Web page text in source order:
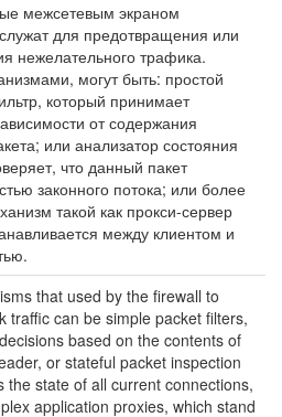
межсетевым экраном
для предотвращения или
нежелательного трафика.
могут быть: простой
который принимает
от содержания
или анализатор состояния
что данный пакет
законного потока; или более
такой как прокси-сервер
между клиентом и
that used by the firewall to
traffic can be simple packet filters,
based on the contents of
or stateful packet inspection
the state of all current connections,
application proxies, which stand